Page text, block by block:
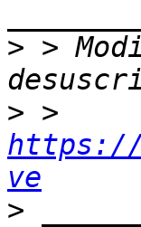
> >
>
https://
ve
>